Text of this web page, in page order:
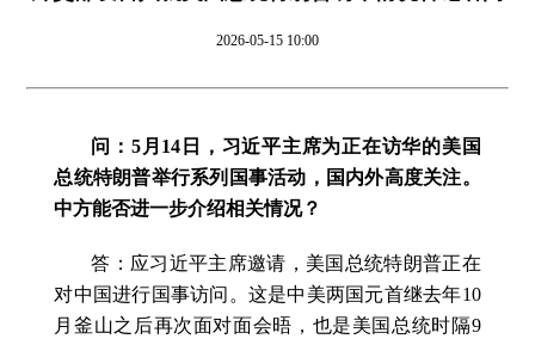
2026-05-15 10:00
问：5月14日，习近平主席为正在访华的美国
总统特朗普举行系列国事活动，国内外高度关注。
中方能否进一步介绍相关情况？
答：应习近平主席邀请，美国总统特朗普正在
对中国进行国事访问。这是中美两国元首继去年10
月釜山之后再次面对面会晤，也是美国总统时隔9